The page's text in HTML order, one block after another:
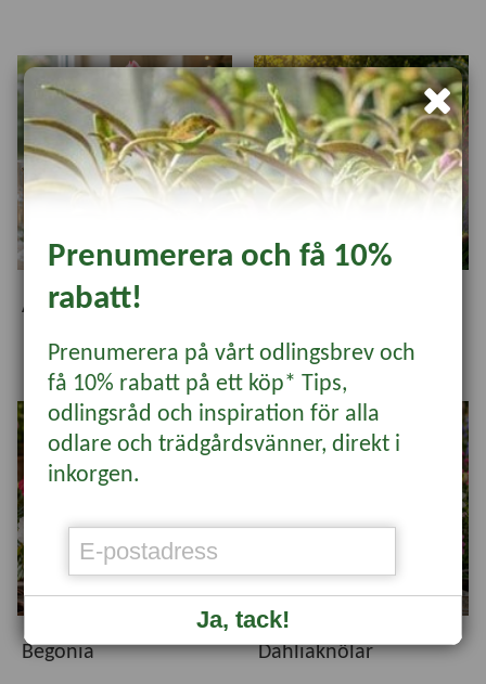
Amaryllis
Begonia Dahliaknölar
Prenumerera och få 10%
rabatt!
Prenumerera på vårt odlingsbrev och
få 10% rabatt på ett köp* Tips,
odlingsråd och inspiration för alla
odlare och trädgårdsvänner, direkt i
inkorgen.
Ja, tack!